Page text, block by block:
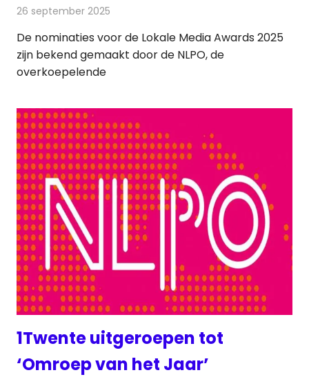
26 september 2025
De nominaties voor de Lokale Media Awards 2025
zijn bekend gemaakt door de NLPO, de
overkoepelende
1Twente uitgeroepen tot
‘Omroep van het Jaar’